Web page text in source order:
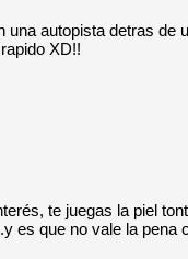
autopista detras
XD!!
te juegas la piel
es que no vale la pena